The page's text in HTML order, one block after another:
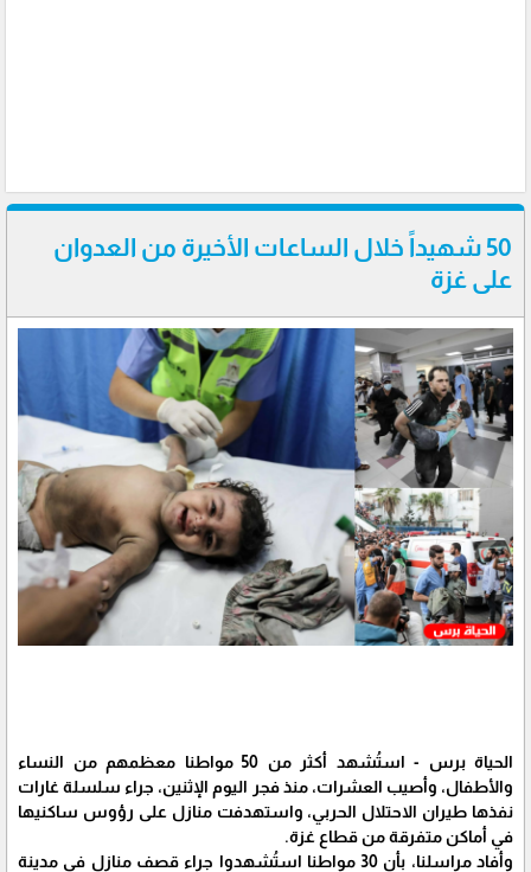
50 شهيداً خلال الساعات الأخيرة من العدوان
على غزة
الحياة برس - استُشهد أكثر من 50 مواطنا معظمهم من النساء
والأطفال، وأصيب العشرات، منذ فجر اليوم الإثنين، جراء سلسلة غارات
نفذها طيران الاحتلال الحربي، واستهدفت منازل على رؤوس ساكنيها
في أماكن متفرقة من قطاع غزة.
وأفاد مراسلنا، بأن 30 مواطنا استُشهدوا جراء قصف منازل في مدينة